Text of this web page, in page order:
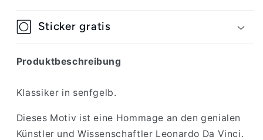
Sticker gratis
Produktbeschreibung
Klassiker in senfgelb.
Dieses Motiv ist eine Hommage an den genialen
Künstler und Wissenschaftler Leonardo Da Vinci.